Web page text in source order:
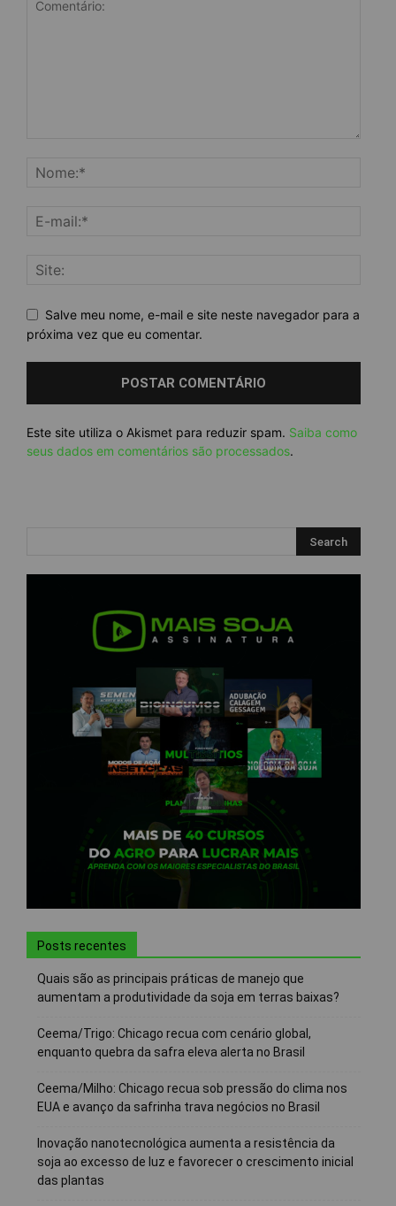
Salve meu nome, e-mail e site neste navegador para a
próxima vez que eu comentar.
Este site utiliza o Akismet para reduzir spam. Saiba como
seus dados em comentários são processados.
Posts recentes
Quais são as principais práticas de manejo que
aumentam a produtividade da soja em terras baixas?
Ceema/Trigo: Chicago recua com cenário global,
enquanto quebra da safra eleva alerta no Brasil
Ceema/Milho: Chicago recua sob pressão do clima nos
EUA e avanço da safrinha trava negócios no Brasil
Inovação nanotecnológica aumenta a resistência da
soja ao excesso de luz e favorecer o crescimento inicial
das plantas